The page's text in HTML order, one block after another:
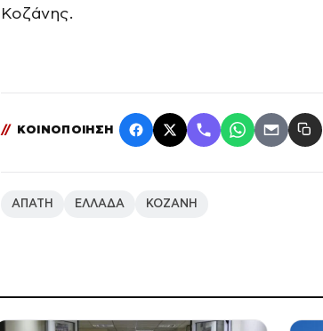
Κοζάνης.
// ΚΟΙΝΟΠΟΙΗΣΗ
ΑΠΑΤΗ ΕΛΛΑΔΑ ΚΟΖΑΝΗ